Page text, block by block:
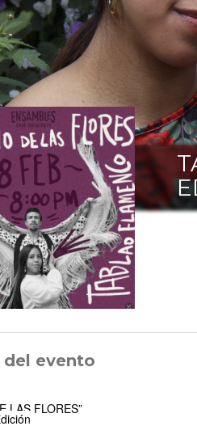
del evento
LAS FLORES”
ón